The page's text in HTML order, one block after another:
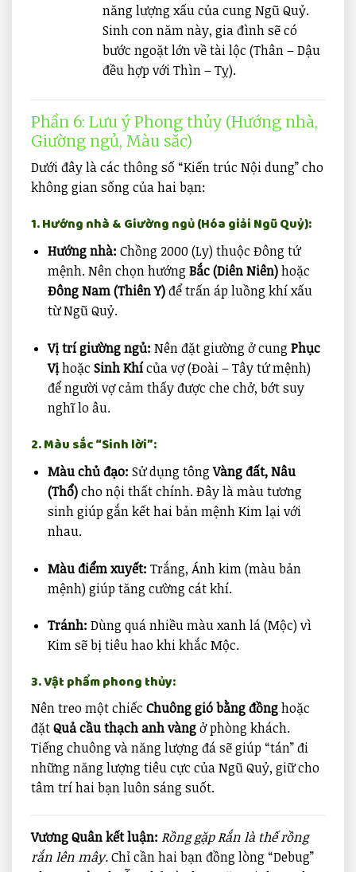
năng lượng xấu của cung Ngũ Quỷ.
Sinh con năm này, gia đình sẽ có
bước ngoặt lớn về tài lộc (Thân – Dậu
đều hợp với Thìn – Tỵ).
Phần 6: Lưu ý Phong thủy (Hướng nhà,
Giường ngủ, Màu sắc)
Dưới đây là các thông số “Kiến trúc Nội dung” cho
không gian sống của hai bạn:
1. Hướng nhà & Giường ngủ (Hóa giải Ngũ Quỷ):
Hướng nhà: Chồng 2000 (Ly) thuộc Đông tứ
mệnh. Nên chọn hướng Bắc (Diên Niên)hoặc
Đông Nam (Thiên Y)để trấn áp luồng khí xấu
từ Ngũ Quỷ.
Vị trí giường ngủ: Nên đặt giường ở cung Phục
Vịhoặc Sinh Khícủa vợ (Đoài – Tây tứ mệnh)
để người vợ cảm thấy được che chở, bớt suy
nghĩ lo âu.
2. Màu sắc “Sinh lời”:
Màu chủ đạo: Sử dụng tôngVàng đất, Nâu
(Thổ)cho nội thất chính. Đây là màu tương
sinh giúp gắn kết hai bản mệnh Kim lại với
nhau.
Màu điểm xuyết: Trắng, Ánh kim (màu bản
mệnh) giúp tăng cường cát khí.
Tránh: Dùng quá nhiều màu xanh lá (Mộc) vì
Kim sẽ bị tiêu hao khi khắc Mộc.
3. Vật phẩm phong thủy:
Nên treo một chiếc Chuông gió bằng đồnghoặc
đặtQuả cầu thạch anh vàngở phòng khách.
Tiếng chuông và năng lượng đá sẽ giúp “tán” đi
những năng lượng tiêu cực của Ngũ Quỷ, giữ cho
tâm trí hai bạn luôn sáng suốt.
Vương Quân kết luận: Rồng gặp Rắn là thế rồng
rắn lên mây.Chỉ cần hai bạn đồng lòng “Debug”